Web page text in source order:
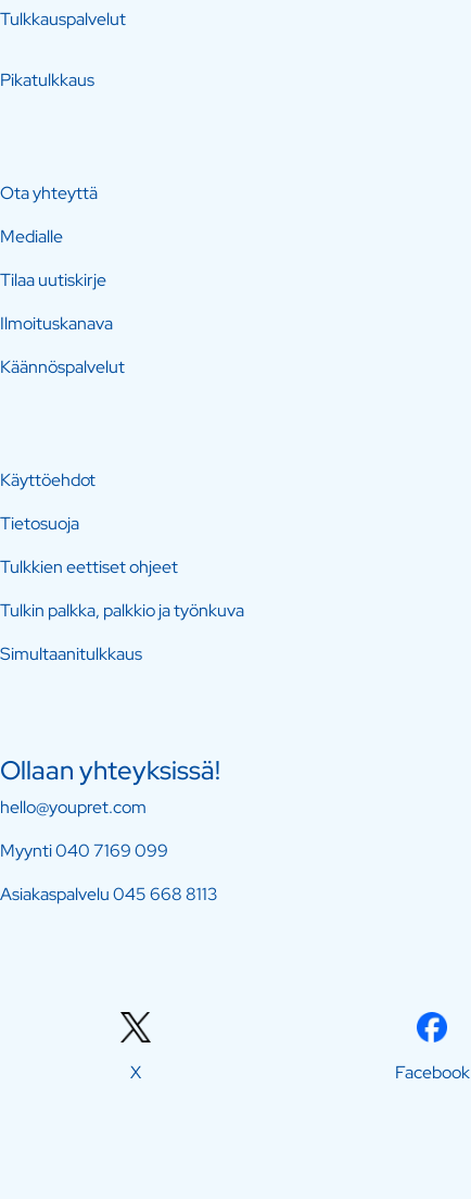
Tulkkauspalvelut
Pikatulkkaus
Ota yhteyttä
Medialle
Tilaa uutiskirje
Ilmoituskanava
Käännöspalvelut
Käyttöehdot
Tietosuoja
Tulkkien eettiset ohjeet
Tulkin palkka, palkkio ja työnkuva
Simultaanitulkkaus
Ollaan yhteyksissä!
hello@youpret.com
Myynti040 7169 099
Asiakaspalvelu045 668 8113
X Facebook